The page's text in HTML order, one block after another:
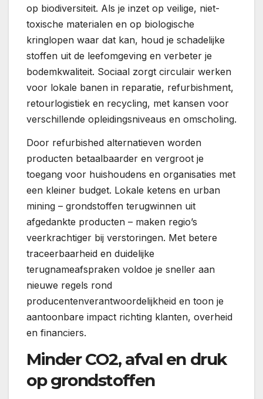
op biodiversiteit. Als je inzet op veilige, niet-
toxische materialen en op biologische
kringlopen waar dat kan, houd je schadelijke
stoffen uit de leefomgeving en verbeter je
bodemkwaliteit. Sociaal zorgt circulair werken
voor lokale banen in reparatie, refurbishment,
retourlogistiek en recycling, met kansen voor
verschillende opleidingsniveaus en omscholing.
Door refurbished alternatieven worden
producten betaalbaarder en vergroot je
toegang voor huishoudens en organisaties met
een kleiner budget. Lokale ketens en urban
mining – grondstoffen terugwinnen uit
afgedankte producten – maken regio’s
veerkrachtiger bij verstoringen. Met betere
traceerbaarheid en duidelijke
terugnameafspraken voldoe je sneller aan
nieuwe regels rond
producentenverantwoordelijkheid en toon je
aantoonbare impact richting klanten, overheid
en financiers.
Minder CO2, afval en druk
op grondstoffen